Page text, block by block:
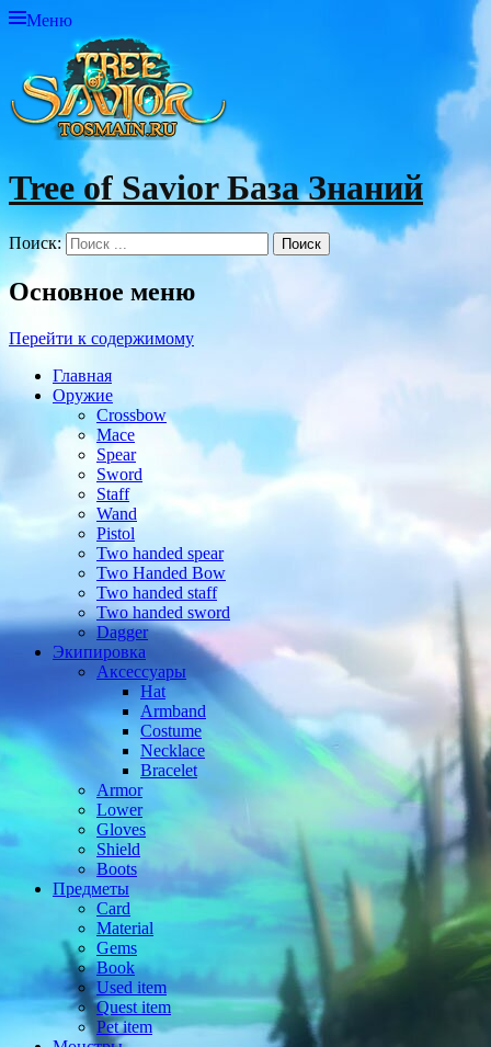
Меню
Tree of Savior База Знаний
Поиск:
Основное меню
Перейти к содержимому
Главная
Оружие
Crossbow
Mace
Spear
Sword
Staff
Wand
Pistol
Two handed spear
Two Handed Bow
Two handed staff
Two handed sword
Dagger
Экипировка
Аксессуары
Hat
Armband
Costume
Necklace
Bracelet
Armor
Lower
Gloves
Shield
Boots
Предметы
Card
Material
Gems
Book
Used item
Quest item
Pet item